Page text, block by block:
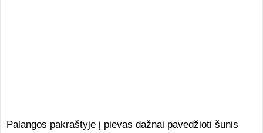
Palangos pakraštyje į pievas dažnai pavedžioti šunis